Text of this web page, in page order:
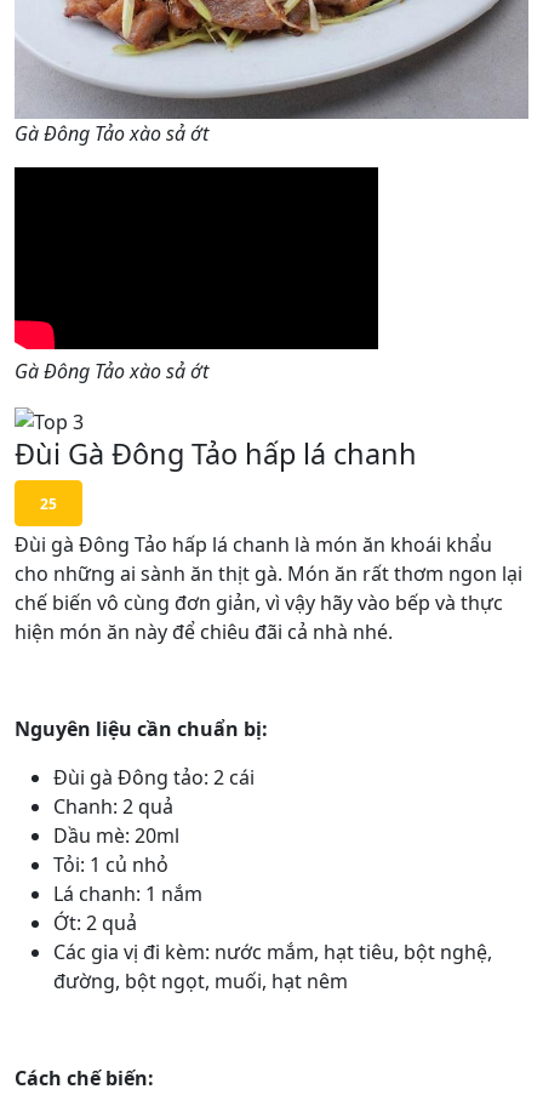
Gà Đông Tảo xào sả ớt
Gà Đông Tảo xào sả ớt
Đùi Gà Đông Tảo hấp lá chanh
25
Đùi gà Đông Tảo hấp lá chanh là món ăn khoái khẩu
cho những ai sành ăn thịt gà. Món ăn rất thơm ngon lại
chế biến vô cùng đơn giản, vì vậy hãy vào bếp và thực
hiện món ăn này để chiêu đãi cả nhà nhé.
Nguyên liệu cần chuẩn bị:
Đùi gà Đông tảo: 2 cái
Chanh: 2 quả
Dầu mè: 20ml
Tỏi: 1 củ nhỏ
Lá chanh: 1 nắm
Ớt: 2 quả
Các gia vị đi kèm: nước mắm, hạt tiêu, bột nghệ,
đường, bột ngọt, muối, hạt nêm
Cách chế biến: